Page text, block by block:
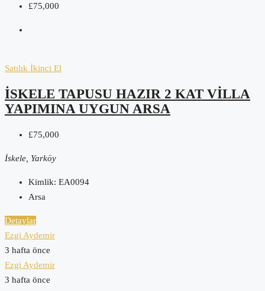
£75,000
Satılık İkinci El
İSKELE TAPUSU HAZIR 2 KAT VILLA
YAPIMINA UYGUN ARSA
£75,000
İskele, Yarköy
Kimlik: EA0094
Arsa
Detaylar
Ezgi Aydemir
3 hafta önce
Ezgi Aydemir
3 hafta önce